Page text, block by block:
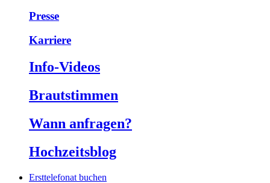
Presse
Karriere
Info-Videos
Braut­stimmen
Wann anfragen?
Hochzeits­blog
Ersttelefonat buchen